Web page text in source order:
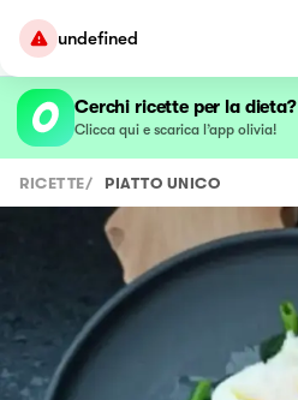
undefined
Cerchi ricette per la dieta?
Clicca qui e scarica l’app olivia!
RICETTE/ PIATTO UNICO